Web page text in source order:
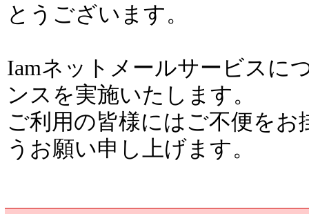
とうございます。
Iamネットメールサービスに
ンスを実施いたします。
ご利用の皆様にはご不便を
うお願い申し上げます。